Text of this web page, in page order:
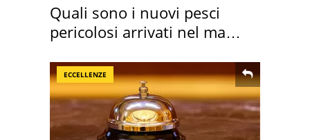
Quali sono i nuovi pesci
pericolosi arrivati nel mar
ECCELLENZE